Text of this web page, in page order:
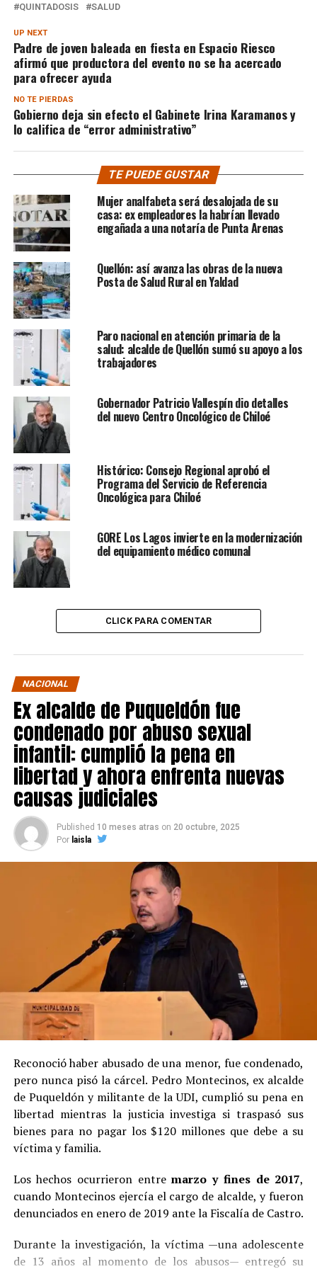
QUINTADOSIS SALUD
UP NEXT
Padre de joven baleada en fiesta en Espacio Riesco
afirmó que productora del evento no se ha acercado
para ofrecer ayuda
NO TE PIERDAS
Gobierno deja sin efecto el Gabinete Irina Karamanos y
lo califica de “error administrativo”
TE PUEDE GUSTAR
Mujer analfabeta será desalojada de su
casa: ex empleadores la habrían llevado
engañada a una notaría de Punta Arenas
Quellón: así avanza las obras de la nueva
Posta de Salud Rural en Yaldad
Paro nacional en atención primaria de la
salud: alcalde de Quellón sumó su apoyo a los
trabajadores
Gobernador Patricio Vallespín dio detalles
del nuevo Centro Oncológico de Chiloé
Histórico: Consejo Regional aprobó el
Programa del Servicio de Referencia
Oncológica para Chiloé
GORE Los Lagos invierte en la modernización
del equipamiento médico comunal
CLICK PARA COMENTAR
NACIONAL
Ex alcalde de Puqueldón fue
condenado por abuso sexual
infantil: cumplió la pena en
libertad y ahora enfrenta nuevas
causas judiciales
Published 10 meses atras on 20 octubre, 2025
Por laisla
Reconoció haber abusado de una menor, fue condenado,
pero nunca pisó la cárcel. Pedro Montecinos, ex alcalde
de Puqueldón y militante de la UDI, cumplió su pena en
libertad mientras la justicia investiga si traspasó sus
bienes para no pagar los $120 millones que debe a su
víctima y familia.
Los hechos ocurrieron entremarzo y fines de 2017,
cuando Montecinos ejercía el cargo de alcalde, y fueron
denunciados en enero de 2019 ante la Fiscalía de Castro.
Durante la investigación, la víctima —una adolescente
de 13 años al momento de los abusos— entregó su